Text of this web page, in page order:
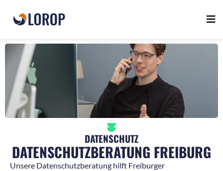
DATENSCHUTZ
DATENSCHUTZBERATUNG FREIBURG
Unsere Datenschutzberatung hilft Freiburger